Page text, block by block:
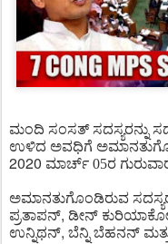
ಮಂದಿ ಸಂಸತ್ ಸದಸ್ಯರನ್ನು
ಉಳಿದ ಅವಧಿಗೆ
2020 ಮಾರ್ಚ್ 05ರ
ಅಮಾನತುಗೊಂಡಿರುವ
ಪ್ರತಾಪನ್, ಡೀನ್
ಉನ್ನಿಥನ್, ಬೆನ್ನಿ ಬೆಹನನ್